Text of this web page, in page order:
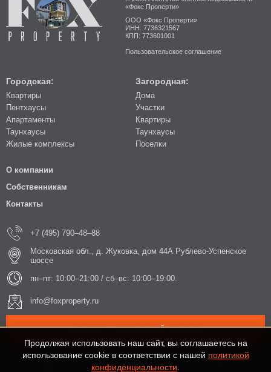
«Фокс Проперти»
ООО «Фокс Проперти»
ИНН: 7736321567
КПП: 773601001
Пользовательское соглашение
Городская:
Квартиры
Пентхаусы
Апартаменты
Таунхаусы
Жилые комплексы
Загородная:
Дома
Участки
Квартиры
Таунхаусы
Поселки
О компании
Собственникам
Контакты
+7 (495) 790–48–88
Московская обл., д. Жуковка, дом 44А Рублево-Успенское
шоссе
пн–пт: 10:00–21:00 / сб–вс: 10:00–19:00.
info@foxproperty.ru
ЗАКАЗАТЬ ОБРАТНЫЙ ЗВОНОК
Продолжая использовать наш сайт, вы соглашаетесь на
использование cookie в соответствии с нашей политикой
конфиденциальности